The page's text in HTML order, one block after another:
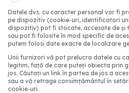
infecțiilor vezicii
natural. Ajută la
în tratamentul
sănătos.
Datele dvs. cu caracter personal vor fi
pe dispozitiv (cookie-uri, identificatori
dispozitiv) pot fi stocate, accesate de și
sau pot fi folosite în mod specific de
putem folosi date exacte de localizare
Unii furnizori vă pot prelucra datele cu
legitim, față de care puteți obiecta prin
jos. Căutați un link în partea de jos a
sau a vă retrage consimțământul în
cookie-uri.